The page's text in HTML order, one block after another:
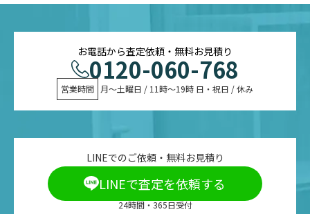
お電話から査定依頼・無料お見積り
0120-060-768
営業時間 月〜土曜日 / 11時〜19時 日・祝日 / 休み
LINEでのご依頼・無料お見積り
LINEで査定を依頼する
24時間・365日受付